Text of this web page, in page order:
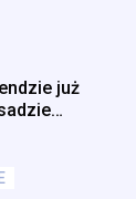
już